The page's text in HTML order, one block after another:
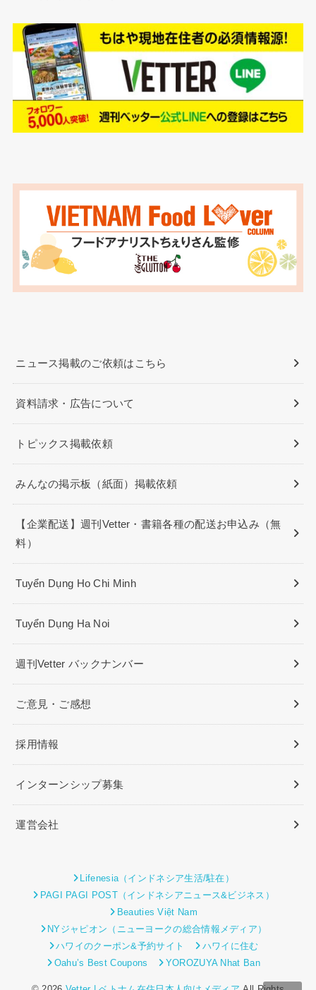
ニュース掲載のご依頼はこちら
資料請求・広告について
トピックス掲載依頼
みんなの掲示板（紙面）掲載依頼
【企業配送】週刊Vetter・書籍各種の配送お申込み（無
料）
Tuyển Dụng Ho Chi Minh
Tuyển Dụng Ha Noi
週刊Vetter バックナンバー
ご意見・ご感想
採用情報
インターンシップ募集
運営会社
Lifenesia（インドネシア生活/駐在）
PAGI PAGI POST（インドネシアニュース&ビジネス）
Beauties Việt Nam
NYジャピオン（ニューヨークの総合情報メディア）
ハワイのクーポン&予約サイト
ハワイに住む
Oahu’s Best Coupons
YOROZUYA Nhat Ban